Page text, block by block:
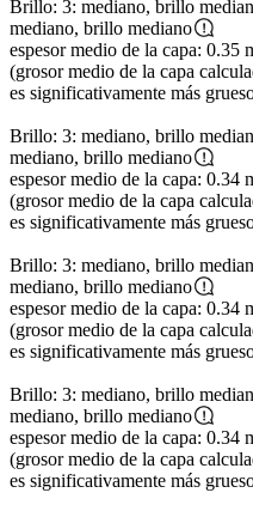
Brillo: 3: mediano, brillo
mediano, brillo mediano
espesor medio de la capa: 0.35
(grosor medio de la capa
es significativamente más
Brillo: 3: mediano, brillo
mediano, brillo mediano
espesor medio de la capa: 0.34
(grosor medio de la capa
es significativamente más
Brillo: 3: mediano, brillo
mediano, brillo mediano
espesor medio de la capa: 0.34
(grosor medio de la capa
es significativamente más
Brillo: 3: mediano, brillo
mediano, brillo mediano
espesor medio de la capa: 0.34
(grosor medio de la capa
es significativamente más